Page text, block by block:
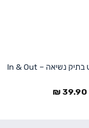
ערכת ספורט בתיק נשיאה – In & Out
39.90
₪